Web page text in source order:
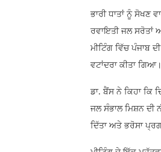
ਭਾਰੀ ਧਾਤਾਂ ਨੂੰ ਸੋਖਣ
ਰਵਾਇਤੀ ਜਲ ਸਰੋਤਾਂ
ਮੀਟਿੰਗ ਵਿੱਚ ਪੰਜਾਬ
ਵਟਾਂਦਰਾ ਕੀਤਾ ਗਿਆ।
ਡਾ. ਬੈਂਸ ਨੇ ਕਿਹਾ ਕਿ
ਜਲ ਸੰਭਾਲ ਮਿਸ਼ਨ
ਦਿੱਤਾ ਅਤੇ ਭਰੋਸਾ